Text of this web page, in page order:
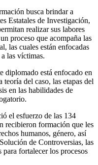
busca brindar a
Estatales de Investigación,
realizar sus labores
proceso que acompaña las
las cuales están enfocadas
las víctimas.
diplomado está enfocado en
del caso, las etapas del
en las habilidades de
el esfuerzo de las 134
recibieron formación que les
humanos, género, así
de Controversias, las
para fortalecer los procesos